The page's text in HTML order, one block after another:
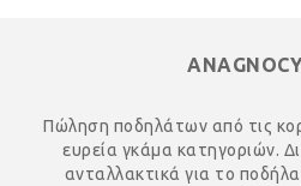
Πώληση ποδηλάτων από τις
ευρεία γκάμα κατηγοριών.
ανταλλακτικά για το